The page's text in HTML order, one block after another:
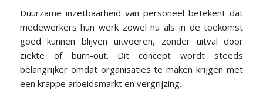
Duurzame inzetbaarheid van personeel betekent dat
medewerkers hun werk zowel nu als in de toekomst
goed kunnen blijven uitvoeren, zonder uitval door
ziekte of burn-out. Dit concept wordt steeds
belangrijker omdat organisaties te maken krijgen met
een krappe arbeidsmarkt en vergrijzing.